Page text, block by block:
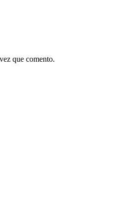
que comento.